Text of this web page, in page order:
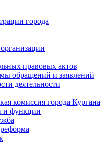
города
правовых актов
обращений и заявлений
деятельности
комиссия города Кургана
и функции